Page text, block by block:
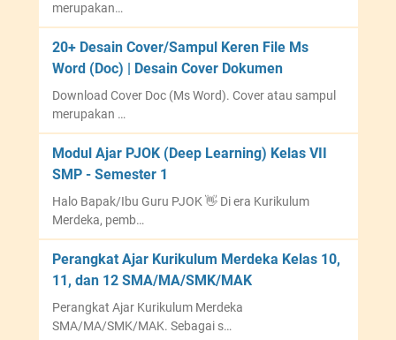
merupakan…
20+ Desain Cover/Sampul Keren File Ms
Word (Doc) | Desain Cover Dokumen
Download Cover Doc (Ms Word). Cover atau sampul
merupakan …
Modul Ajar PJOK (Deep Learning) Kelas VII
SMP - Semester 1
Halo Bapak/Ibu Guru PJOK 👋 Di era Kurikulum
Merdeka, pemb…
Perangkat Ajar Kurikulum Merdeka Kelas 10,
11, dan 12 SMA/MA/SMK/MAK
Perangkat Ajar Kurikulum Merdeka
SMA/MA/SMK/MAK. Sebagai s…